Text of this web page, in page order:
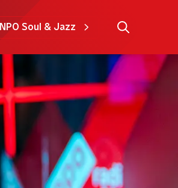
NPO Soul & Jazz